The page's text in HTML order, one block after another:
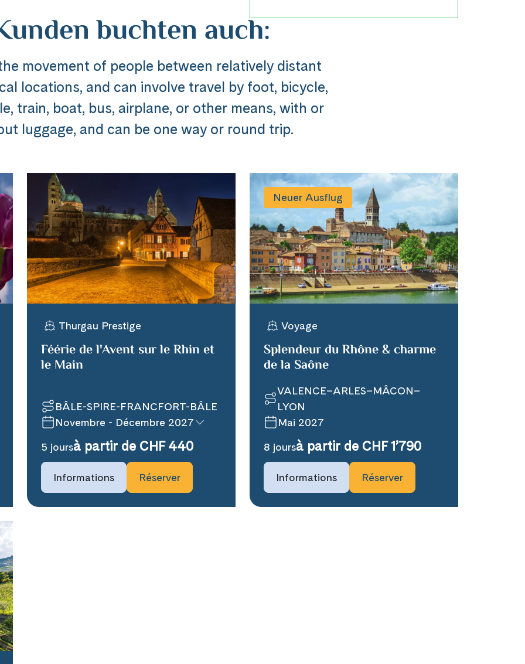
Messenger
WhatsApp
per E-Mail senden
does not exist in
###
buchten auch:
movement of people between relatively distant
locations, and can involve travel by foot, bicycle,
train, boat, bus, airplane, or other means, with or
luggage, and can be one way or round trip.
Thurgau Prestige
Féérie de l'Avent sur le Rhin et
le Main
BÂLE-SPIRE-FRANCFORT-BÂLE
Novembre - Décembre 2027
5 joursà partir de CHF 440
Informations Réserver
Neuer Ausflug
Voyage
Splendeur du Rhône & charme
de la Saône
VALENCE–ARLES–MÂCON–
LYON
Mai 2027
8 joursà partir de CHF 1’790
Informations Réserver